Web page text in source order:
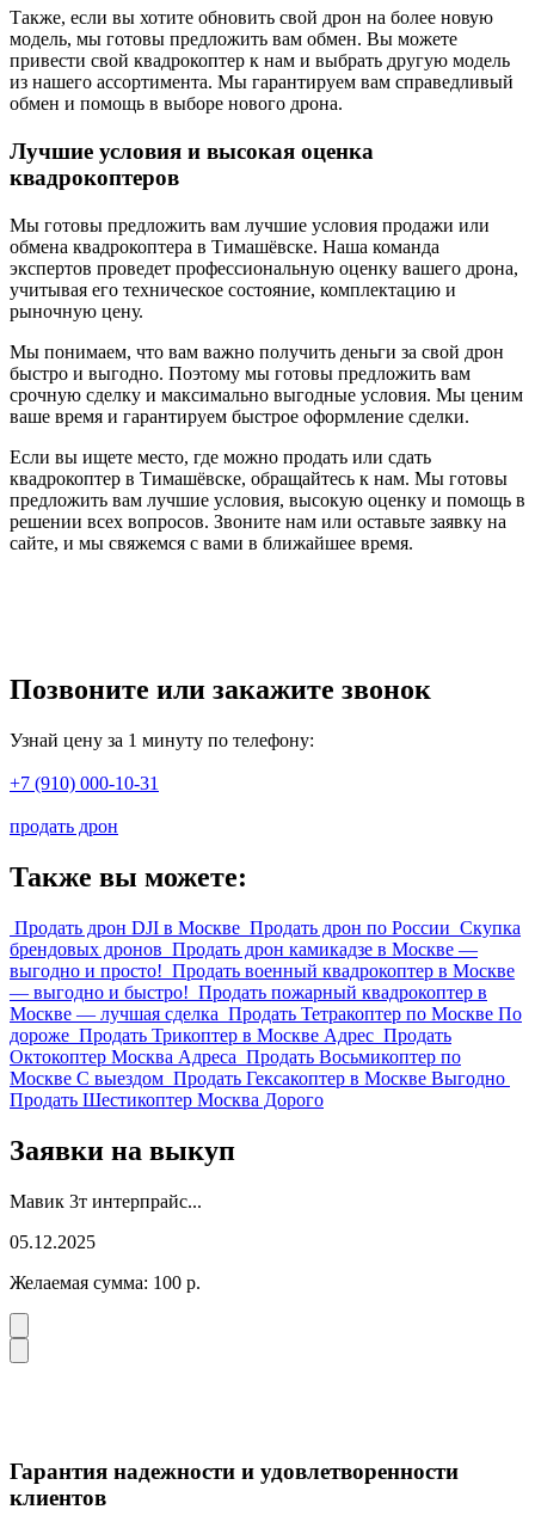
Также, если вы хотите обновить свой дрон на более новую
модель, мы готовы предложить вам обмен. Вы можете
привести свой квадрокоптер к нам и выбрать другую модель
из нашего ассортимента. Мы гарантируем вам справедливый
обмен и помощь в выборе нового дрона.
Лучшие условия и высокая оценка
квадрокоптеров
Мы готовы предложить вам лучшие условия продажи или
обмена квадрокоптера в Тимашёвске. Наша команда
экспертов проведет профессиональную оценку вашего дрона,
учитывая его техническое состояние, комплектацию и
рыночную цену.
Мы понимаем, что вам важно получить деньги за свой дрон
быстро и выгодно. Поэтому мы готовы предложить вам
срочную сделку и максимально выгодные условия. Мы ценим
ваше время и гарантируем быстрое оформление сделки.
Если вы ищете место, где можно продать или сдать
квадрокоптер в Тимашёвске, обращайтесь к нам. Мы готовы
предложить вам лучшие условия, высокую оценку и помощь в
решении всех вопросов. Звоните нам или оставьте заявку на
сайте, и мы свяжемся с вами в ближайшее время.
Позвоните или закажите звонок
Узнай цену за 1 минуту по телефону:
+7 (910) 000-10-31
продать дрон
Также вы можете:
Продать дрон DJI в Москве Продать дрон по России Скупка
брендовых дронов Продать дрон камикадзе в Москве —
выгодно и просто! Продать военный квадрокоптер в Москве
— выгодно и быстро! Продать пожарный квадрокоптер в
Москве — лучшая сделка Продать Тетракоптер по Москве По
дороже Продать Трикоптер в Москве Адрес Продать
Октокоптер Москва Адреса Продать Восьмикоптер по
Москве С выездом Продать Гексакоптер в Москве Выгодно
Продать Шестикоптер Москва Дорого
Заявки на выкуп
Мавик 3т интерпрайс...
05.12.2025
Желаемая сумма: 100 р.
Гарантия надежности и удовлетворенности
клиентов